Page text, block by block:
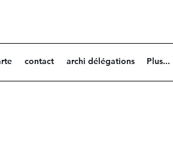
contact archi délégations Plus...